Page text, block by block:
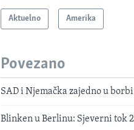
Aktuelno Amerika
Povezano
SAD i Njemačka zajedno u
Blinken u Berlinu: Sjeverni tok